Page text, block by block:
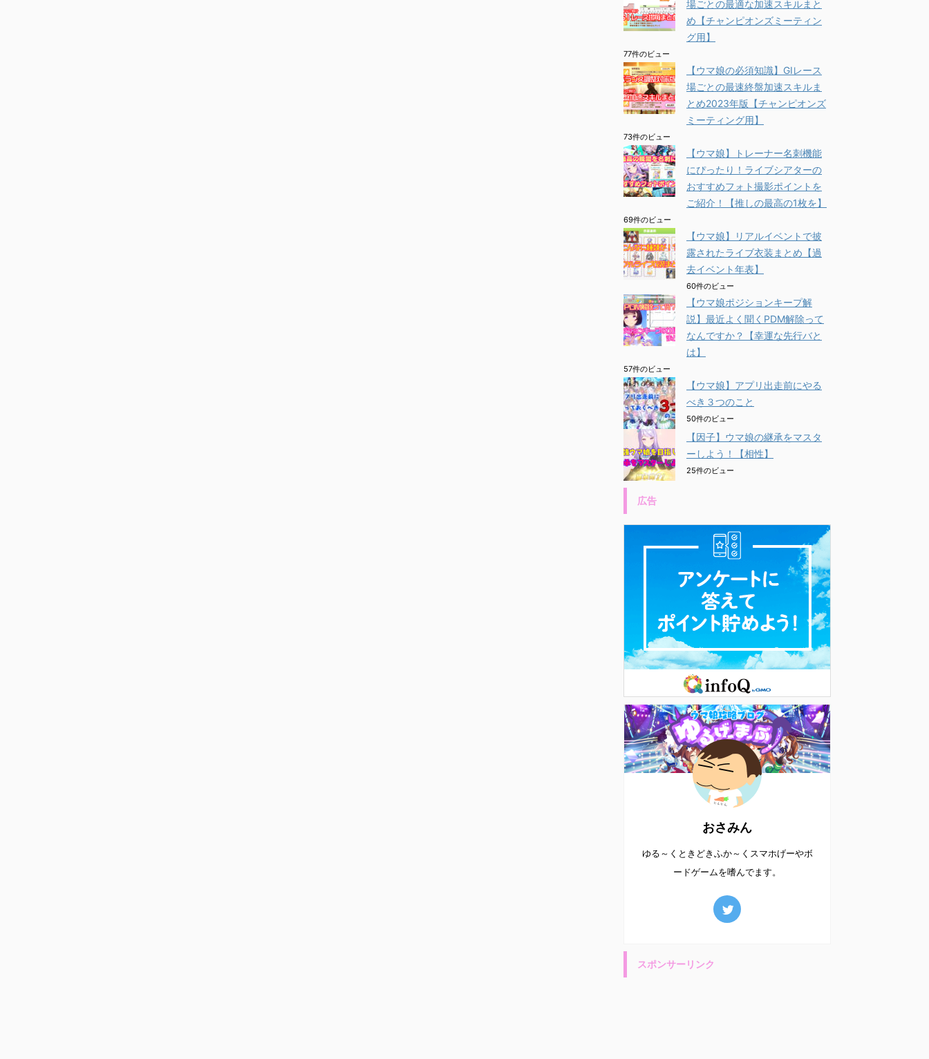
場ごとの最適な加速スキルまと
め【チャンピオンズミーティン
グ用】
77件のビュー
【ウマ娘の必須知識】GⅠレース
場ごとの最速終盤加速スキルま
とめ2023年版【チャンピオンズ
ミーティング用】
73件のビュー
【ウマ娘】トレーナー名刺機能
にぴったり！ライブシアターの
おすすめフォト撮影ポイントを
ご紹介！【推しの最高の1枚を】
69件のビュー
【ウマ娘】リアルイベントで披
露されたライブ衣装まとめ【過
去イベント年表】
60件のビュー
【ウマ娘ポジションキープ解
説】最近よく聞くPDM解除って
なんですか？【幸運な先行バと
は】
57件のビュー
【ウマ娘】アプリ出走前にやる
べき３つのこと
50件のビュー
【因子】ウマ娘の継承をマスタ
ーしよう！【相性】
25件のビュー
広告
おさみん
ゆる～くときどきふか～くスマホげーやボ
ードゲームを嗜んでます。
スポンサーリンク